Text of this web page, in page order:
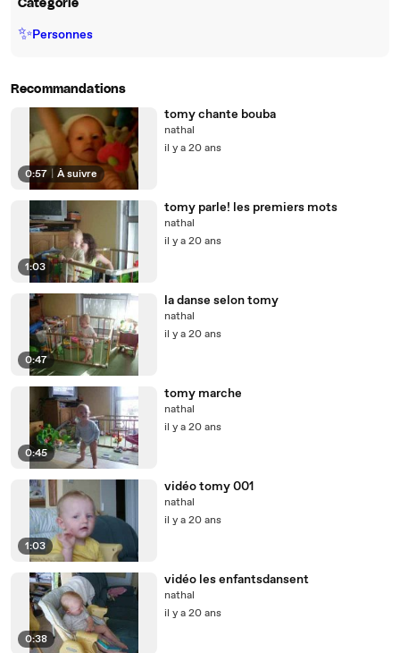
Catégorie
✨Personnes
Recommandations
0:57 À suivre
tomy chante bouba
nathal
il y a 20 ans
1:03
tomy parle! les premiers mots
nathal
il y a 20 ans
0:47
la danse selon tomy
nathal
il y a 20 ans
0:45
tomy marche
nathal
il y a 20 ans
1:03
vidéo tomy 001
nathal
il y a 20 ans
0:38
vidéo les enfantsdansent
nathal
il y a 20 ans